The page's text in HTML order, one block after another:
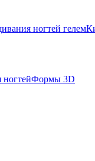
ногтей гелем
ногтейФормы 3D